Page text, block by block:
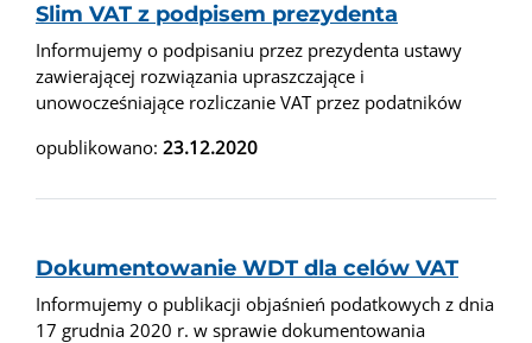
Slim VAT z podpisem prezydenta
Informujemy o podpisaniu przez prezydenta ustawy
zawierającej rozwiązania upraszczające i
unowocześniające rozliczanie VAT przez podatników
opublikowano: 23.12.2020
Dokumentowanie WDT dla celów VAT
Informujemy o publikacji objaśnień podatkowych z dnia
17 grudnia 2020 r. w sprawie dokumentowania